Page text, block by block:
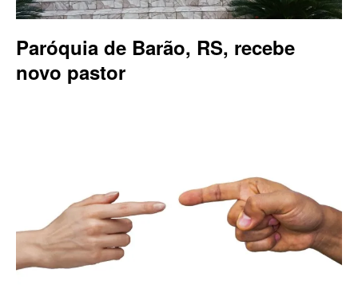
Paróquia de Barão, RS, recebe
novo pastor